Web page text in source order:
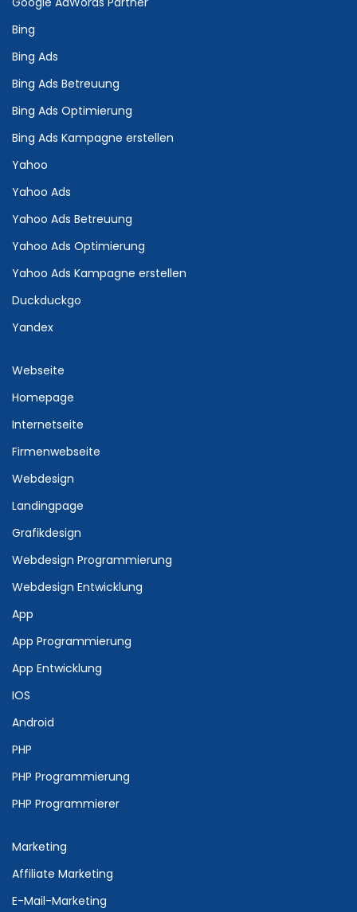
Bing
Bing Ads
Bing Ads Betreuung
Bing Ads Optimierung
Bing Ads Kampagne erstellen
Yahoo
Yahoo Ads
Yahoo Ads Betreuung
Yahoo Ads Optimierung
Yahoo Ads Kampagne erstellen
Duckduckgo
Yandex
Webseite
Homepage
Internetseite
Firmenwebseite
Webdesign
Landingpage
Grafikdesign
Webdesign Programmierung
Webdesign Entwicklung
App
App Programmierung
App Entwicklung
IOS
Android
PHP
PHP Programmierung
PHP Programmierer
Marketing
Affiliate Marketing
E-Mail-Marketing